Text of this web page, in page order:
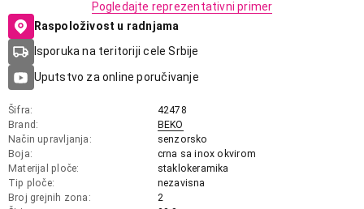
Pogledajte reprezentativni primer
Raspoloživost u radnjama
Isporuka na teritoriji cele Srbije
Uputstvo za online poručivanje
Šifra
42478
Brand
BEKO
Način upravljanja
senzorsko
Boja
crna sa inox okvirom
Materijal ploče
staklokeramika
Tip ploče
nezavisna
Broj grejnih zona
2